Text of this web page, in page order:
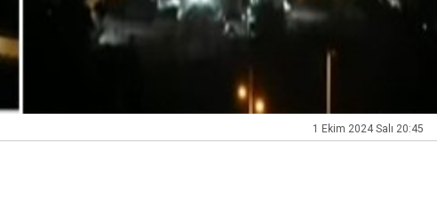
1 Ekim 2024 Salı 20:45